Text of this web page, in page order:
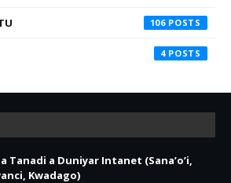
106
4
Tanadi a Duniyar Intanet (Sana’o’i,
Kwadago)